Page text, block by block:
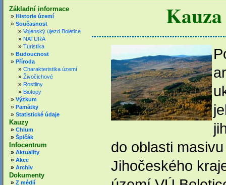
Základní informace
» Historie území
» Současnost
» Vojenský újezd Boletice
» NATURA
» Turistika
» Budoucnost
» Příroda
» Charakteristika území
» Živočichové
» Rostliny
» Biotopy
» Výzkum
» Památky
» Statistické údaje
Kauzy
» Chlum
» Špičák
Infocentrum
» Aktuality
» Akce
» Archiv
Dokumenty
» Z médií
do oblasti
Jihočeského